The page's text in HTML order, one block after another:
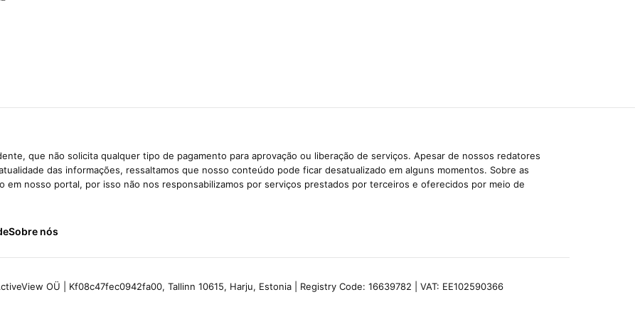
que não solicita qualquer tipo de pagamento para aprovação ou liberação de serviços. Apesar de nossos redatores
das informações, ressaltamos que nosso conteúdo pode ficar desatualizado em alguns momentos. Sobre as
em nosso portal, por isso não nos responsabilizamos por serviços prestados por terceiros e oferecidos por meio de
Sobre nós
OÜ | Kf08c47fec0942fa00, Tallinn 10615, Harju, Estonia | Registry Code: 16639782 | VAT: EE102590366